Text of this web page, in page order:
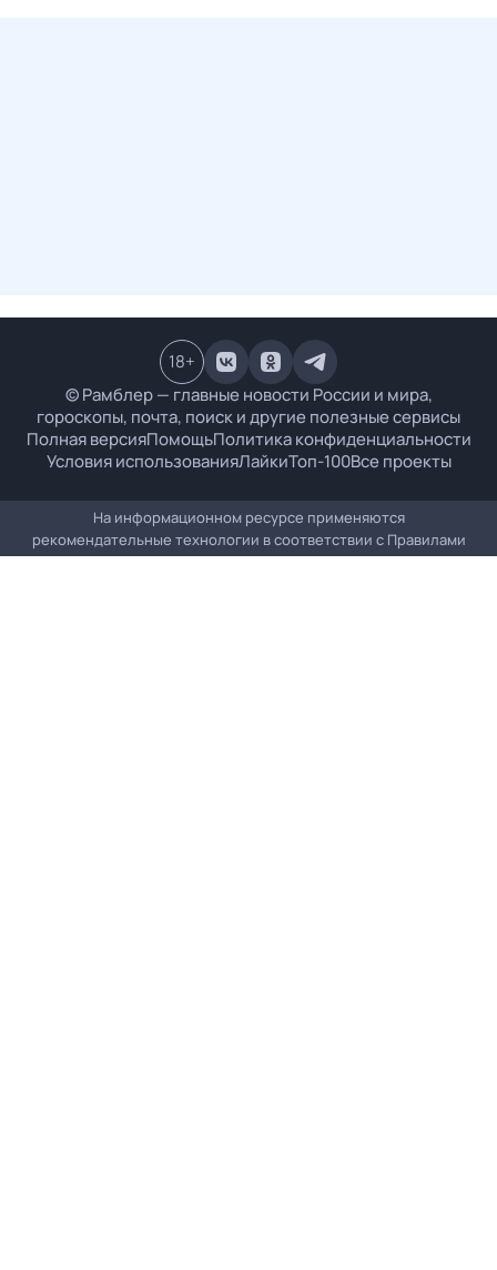
© Рамблер — главные новости России и мира,
гороскопы, почта, поиск и другие полезные сервисы
Полная версияПомощьПолитика конфиденциальности
Условия использованияЛайкиТоп-100Все проекты
18+
На информационном ресурсе применяются
рекомендательные технологии в соответствии с Правилами